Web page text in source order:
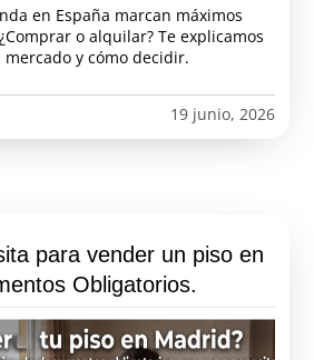
en España marcan máximos
o alquilar? Te explicamos
y cómo decidir.
19 junio, 2026
para vender un piso en
Obligatorios.